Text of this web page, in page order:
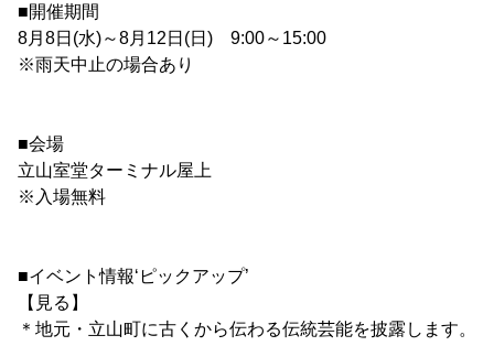
■開催期間
8月8日(水)～8月12日(日) 9:00～15:00
※雨天中止の場合あり
■会場
立山室堂ターミナル屋上
※入場無料
■イベント情報‘ピックアップ’
【見る】
＊地元・立山町に古くから伝わる伝統芸能を披露します。